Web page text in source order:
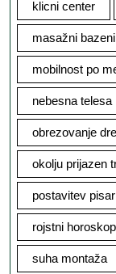
klicni center
masažni bazeni
mobilnost po
nebesna telesa
obrezovanje
okolju prijazen
postavitev
rojstni horoskop
suha montaža